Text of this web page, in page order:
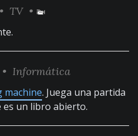
TV•
Informática
machine. Juega una partida
es un libro abierto.